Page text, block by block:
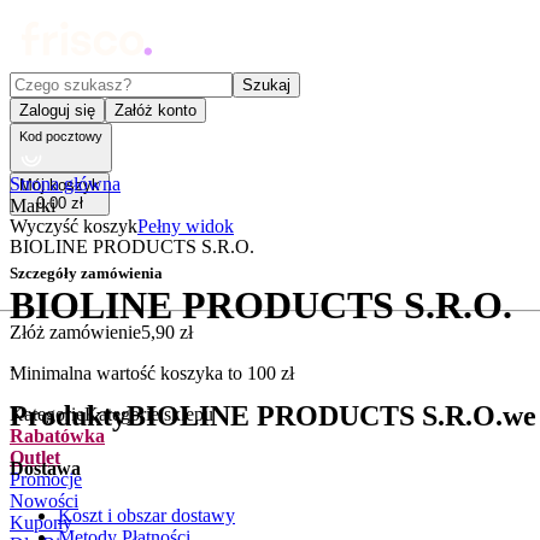
Czego szukasz?
Szukaj
Zaloguj się
Załóż konto
Kod pocztowy
Mój koszyk
0,00 zł
Wyczyść koszykPełny widok
Szczegóły zamówienia
Złóż zamówienie5,90 zł
Minimalna wartość koszyka to 100 zł
KategorieKategorie sklepu
Rabatówka
Outlet
Promocje
Nowości
Kupony
Strona główna
Marki
BIOLINE PRODUCTS S.R.O.
BIOLINE PRODUCTS S.R.O.
.
ProduktyBIOLINE PRODUCTS S.R.O.
Dostawa
Koszt i obszar dostawy